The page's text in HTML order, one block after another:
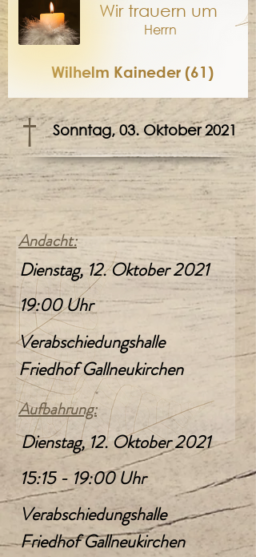
Wir trauern um
Wilhelm Kaineder (61)
Herrn
Sonntag, 03. Oktober 2021
†
Andacht:
Dienstag, 12. Oktober 2021
19:00 Uhr
Verabschiedungshalle
Friedhof Gallneukirchen
Aufbahrung:
Dienstag, 12. Oktober 2021
15:15 - 19:00 Uhr
Verabschiedungshalle
Friedhof Gallneukirchen